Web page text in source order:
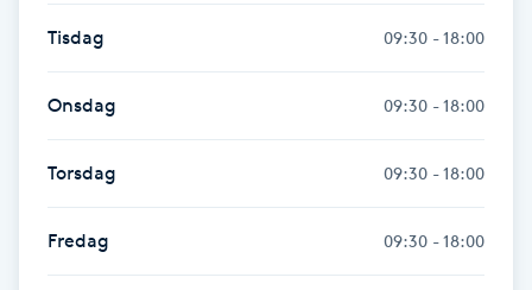
Fransk manikyr
Fransrengöring
Frekvensterapi
Friskvård
Tisdag 09:30 - 18:00
Onsdag 09:30 - 18:00
Torsdag 09:30 - 18:00
Fredag 09:30 - 18:00